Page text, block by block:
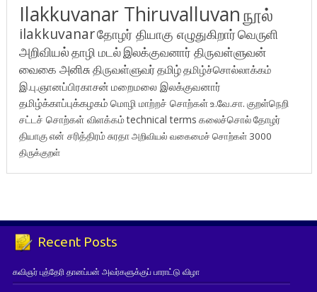
Ilakkuvanar Thiruvalluvanநூல்
ilakkuvanarதோழர் தியாகு எழுதுகிறார்வெருளி
அறிவியல்தாழி மடல்இலக்குவனார் திருவள்ளுவன்
வைகை அனிசுதிருவள்ளுவர்தமிழ்தமிழ்ச்சொல்லாக்கம்
இ.பு.ஞானப்பிரகாசன் மறைமலை இலக்குவனார்
தமிழ்க்காப்புக்கழகம் மொழி மாற்றச் சொற்கள்உ.வே.சா. குறள்நெறி
சட்டச் சொற்கள் விளக்கம்technical terms கலைச்சொல்தோழர்
தியாகுஎன் சரித்திரம்சுரதாஅறிவியல் வகைமைச் சொற்கள் 3000
திருக்குறள்
Recent Posts
கவிஞர் புத்தேரி தானப்பன் அவர்களுக்குப் பாராட்டு விழா